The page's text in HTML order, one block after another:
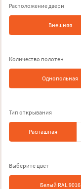
Расположение двери
Внешняя
Количество полотен
Однопольная
Тип открывания
Распашная
Выберите цвет
Белый RAL 9016